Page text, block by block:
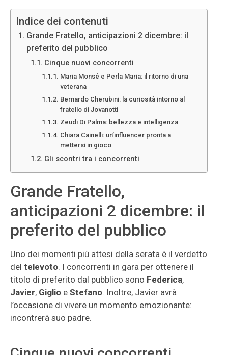
Indice dei contenuti
Grande Fratello, anticipazioni 2 dicembre: il
preferito del pubblico
Cinque nuovi concorrenti
Maria Monsé e Perla Maria: il ritorno di una
veterana
Bernardo Cherubini: la curiosità intorno al
fratello di Jovanotti
Zeudi Di Palma: bellezza e intelligenza
Chiara Cainelli: un’influencer pronta a
mettersi in gioco
Gli scontri tra i concorrenti
Grande Fratello,
anticipazioni 2 dicembre: il
preferito del pubblico
Uno dei momenti più attesi della serata è il verdetto
del televoto. I concorrenti in gara per ottenere il
titolo di preferito dal pubblico sono Federica,
Javier, Giglio e Stefano. Inoltre, Javier avrà
l’occasione di vivere un momento emozionante:
incontrerà suo padre.